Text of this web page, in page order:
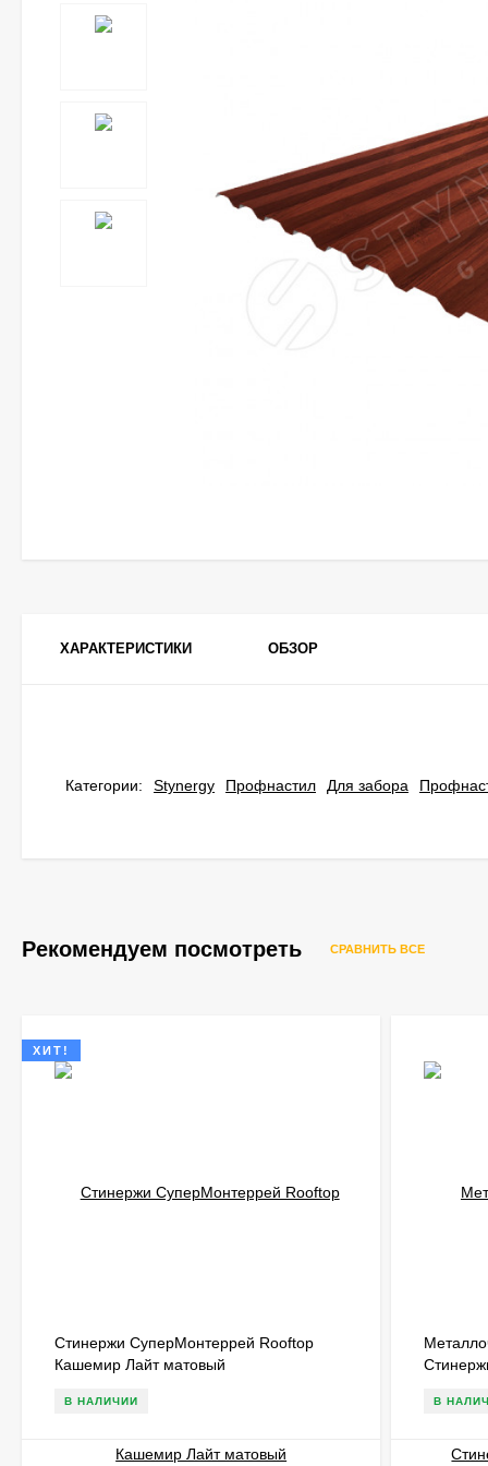
ХАРАКТЕРИСТИКИ ОБЗОР
Категории: Stynergy Профнастил Для забора
Рекомендуем посмотреть СРАВНИТЬ ВСЕ
ХИТ!
Стинержи СуперМонтеррей Rooftop
Кашемир Лайт матовый
В НАЛИЧИИ В